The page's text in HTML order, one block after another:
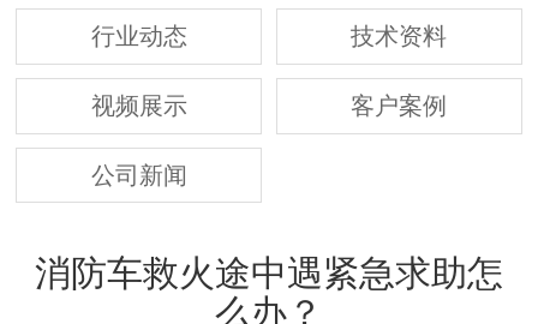
行业动态 技术资料
视频展示 客户案例
公司新闻
消防车救火途中遇紧急求助怎
么办？